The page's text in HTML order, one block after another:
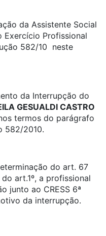
da Assistente Social
Profissional
582/10 neste
da Interrupção do
GESUALDI CASTRO
termos do parágrafo
582/2010.
do art. 67
art.1º, a profissional
junto ao CRESS 6ª
da interrupção.